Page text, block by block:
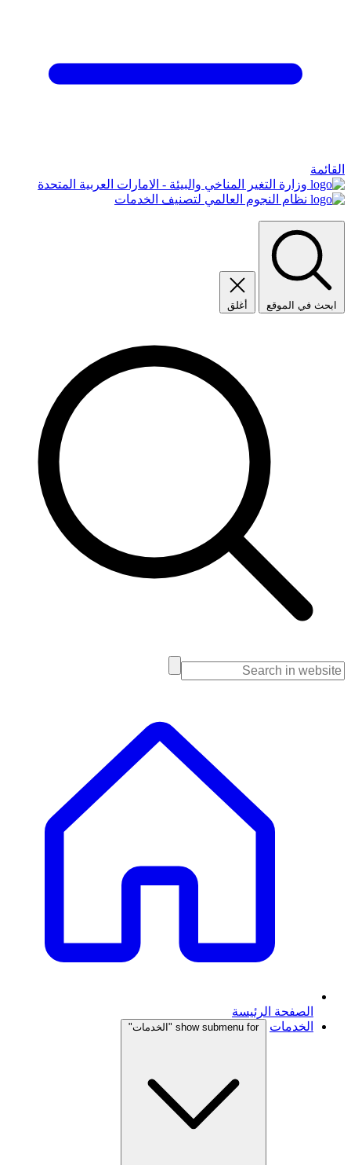
القائمة
وزارة التغير المناخي والبيئة - الامارات العربية المتحدة
نظام النجوم العالمي لتصنيف الخدمات
ابحث في الموقع أغلق
الصفحة الرئيسة
الخدمات
show submenu for "الخدمات"